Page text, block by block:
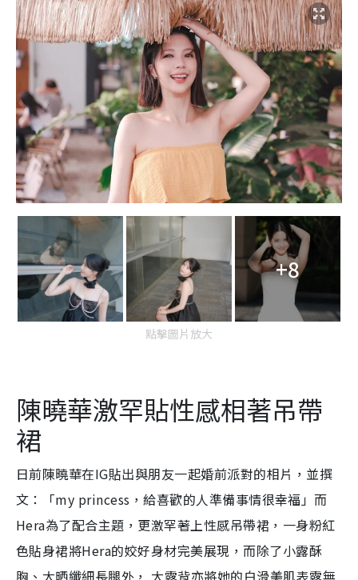
+8
點擊圖片放大
陳曉華激罕貼性感相著吊帶
裙
日前陳曉華在IG貼出與朋友一起婚前派對的相片，並撰
文：「my princess，給喜歡的人準備事情很幸福」而
Hera為了配合主題，更激罕著上性感吊帶裙，一身粉紅
色貼身裙將Hera的姣好身材完美展現，而除了小露酥
胸、大晒纖細長腿外， 大露背亦將她的白滑美肌表露無